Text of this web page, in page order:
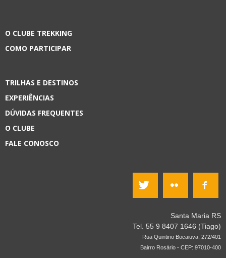
O CLUBE TREKKING
COMO PARTICIPAR
TRILHAS E DESTINOS
EXPERIÊNCIAS
DÚVIDAS FREQUENTES
O CLUBE
FALE CONOSCO
Santa Maria RS
Tel. 55 9 8407 1646 (Tiago)
Rua Quintino Bocaiuva, 272/401
Bairro Rosário - CEP: 97010-400